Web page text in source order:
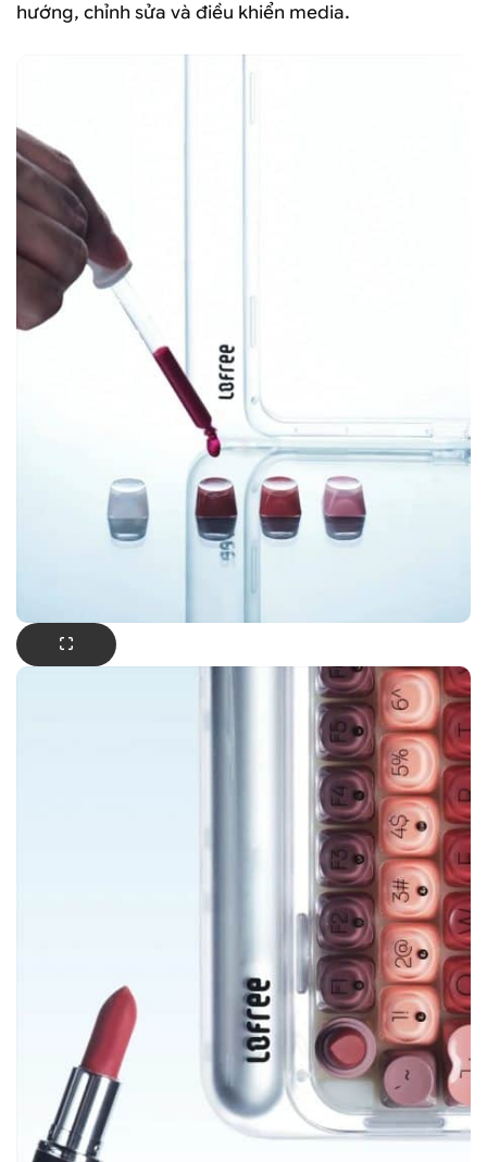
hướng, chỉnh sửa và điều khiển media.